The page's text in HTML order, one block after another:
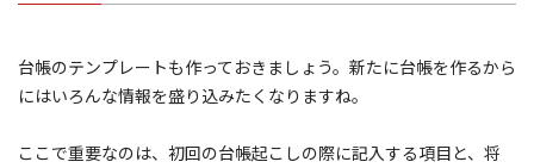
台帳のテンプレートも作っておきましょう。新たに台帳を作るから
にはいろんな情報を盛り込みたくなりますね。
ここで重要なのは、初回の台帳起こしの際に記入する項目と、将